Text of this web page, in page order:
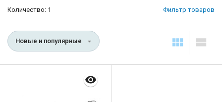
Количество: 1 Фильтр товаров
Новые и популярные